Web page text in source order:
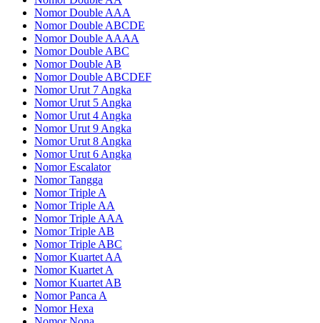
Nomor Double AAA
Nomor Double ABCDE
Nomor Double AAAA
Nomor Double ABC
Nomor Double AB
Nomor Double ABCDEF
Nomor Urut 7 Angka
Nomor Urut 5 Angka
Nomor Urut 4 Angka
Nomor Urut 9 Angka
Nomor Urut 8 Angka
Nomor Urut 6 Angka
Nomor Escalator
Nomor Tangga
Nomor Triple A
Nomor Triple AA
Nomor Triple AAA
Nomor Triple AB
Nomor Triple ABC
Nomor Kuartet AA
Nomor Kuartet A
Nomor Kuartet AB
Nomor Panca A
Nomor Hexa